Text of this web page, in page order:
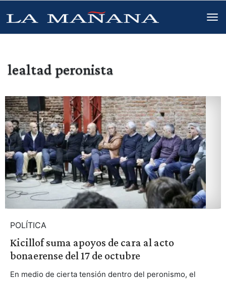
lealtad peronista
POLÍTICA
Kicillof suma apoyos de cara al acto
bonaerense del 17 de octubre
En medio de cierta tensión dentro del peronismo, el